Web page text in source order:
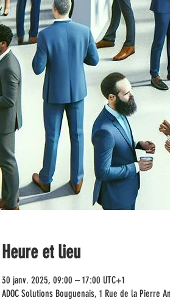
Heure et lieu
30 janv. 2025, 09:00 – 17:00 UTC+1
ADOC Solutions Bouguenais, 1 Rue de la Pierre